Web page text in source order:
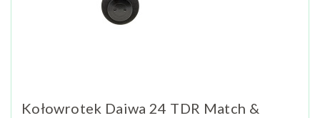
Kołowrotek Daiwa 24 TDR Match &